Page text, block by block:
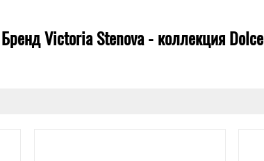
Бренд Victoria Stenova - коллекция Dolce